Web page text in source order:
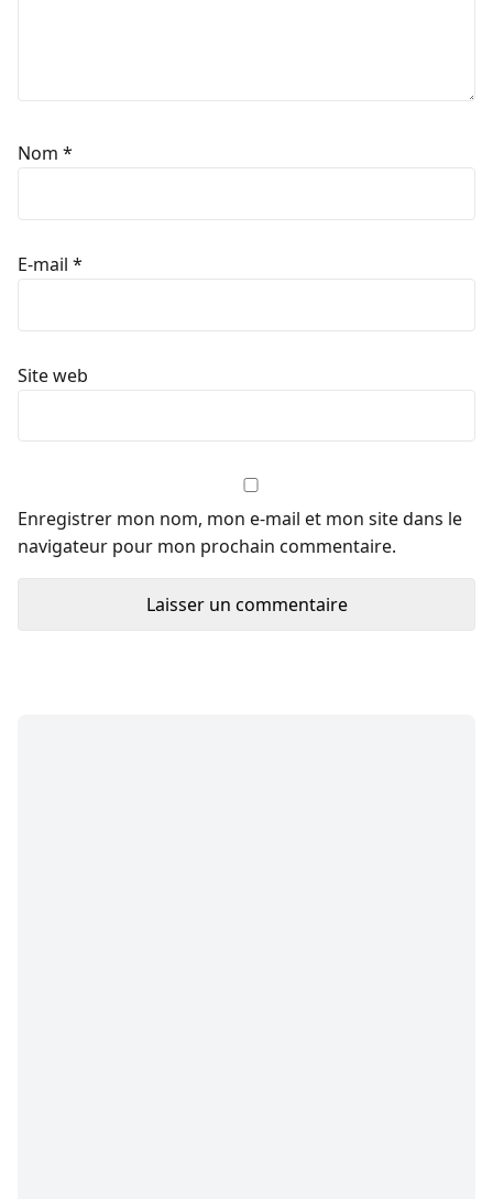
Nom *
E-mail *
Site web
Enregistrer mon nom, mon e-mail et mon site dans le
navigateur pour mon prochain commentaire.